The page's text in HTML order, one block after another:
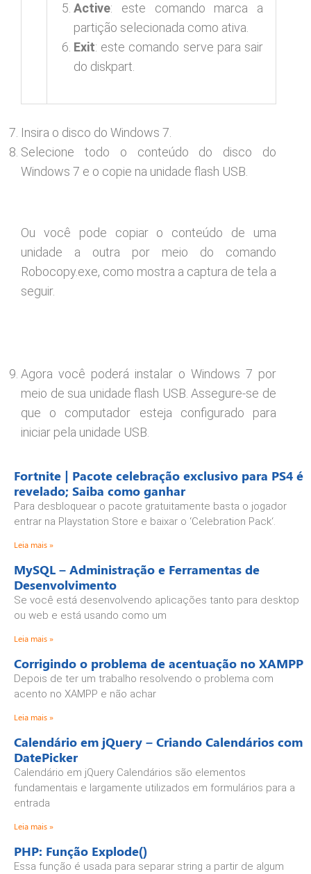
Active: este comando marca a
partição selecionada como ativa.
Exit: este comando serve para sair
do diskpart.
Insira o disco do Windows 7.
Selecione todo o conteúdo do disco do
Windows 7 e o copie na unidade flash USB.
Ou você pode copiar o conteúdo de uma
unidade a outra por meio do comando
Robocopy.exe, como mostra a captura de tela a
seguir.
Agora você poderá instalar o Windows 7 por
meio de sua unidade flash USB. Assegure-se de
que o computador esteja configurado para
iniciar pela unidade USB.
Fortnite | Pacote celebração exclusivo para PS4 é
revelado; Saiba como ganhar
Para desbloquear o pacote gratuitamente basta o jogador
entrar na Playstation Store e baixar o ‘Celebration Pack‘.
Leia mais »
MySQL – Administração e Ferramentas de
Desenvolvimento
Se você está desenvolvendo aplicações tanto para desktop
ou web e está usando como um
Leia mais »
Corrigindo o problema de acentuação no XAMPP
Depois de ter um trabalho resolvendo o problema com
acento no XAMPP e não achar
Leia mais »
Calendário em jQuery – Criando Calendários com
DatePicker
Calendário em jQuery Calendários são elementos
fundamentais e largamente utilizados em formulários para a
entrada
Leia mais »
PHP: Função Explode()
Essa função é usada para separar string a partir de algum